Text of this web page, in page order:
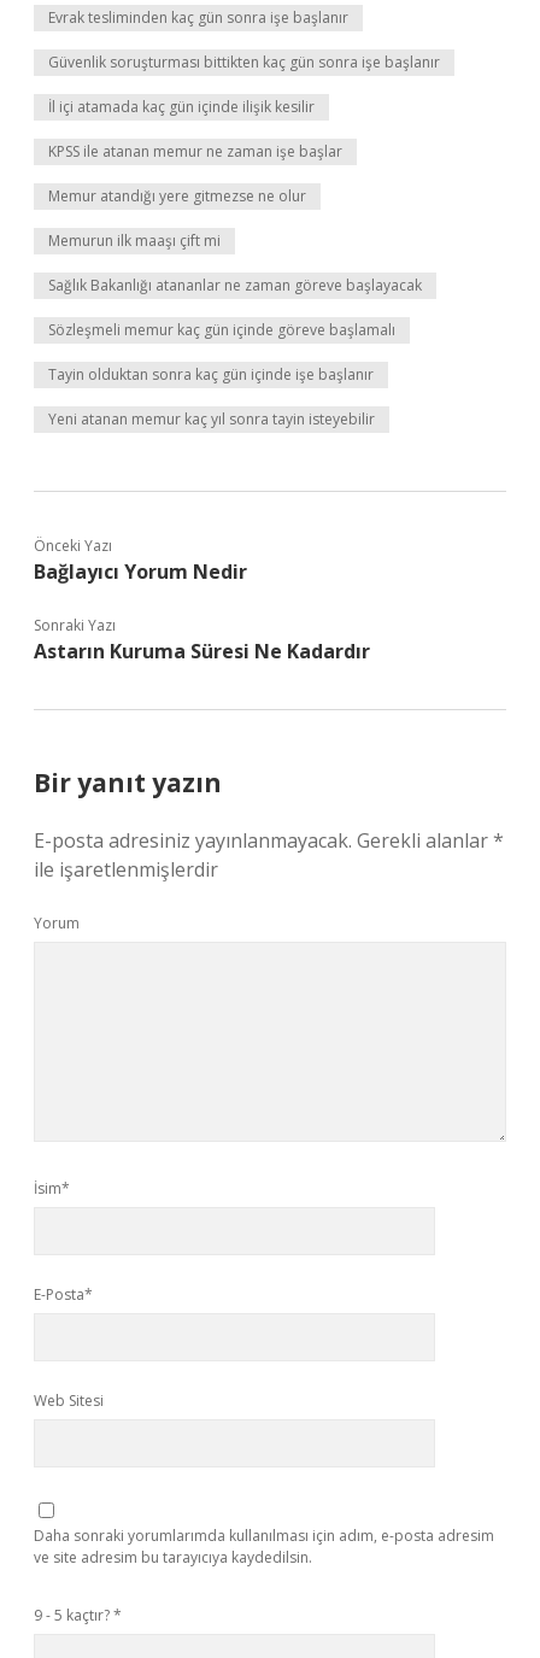
Evrak tesliminden kaç gün sonra işe başlanır
Güvenlik soruşturması bittikten kaç gün sonra işe başlanır
İl içi atamada kaç gün içinde ilişik kesilir
KPSS ile atanan memur ne zaman işe başlar
Memur atandığı yere gitmezse ne olur
Memurun ilk maaşı çift mi
Sağlık Bakanlığı atananlar ne zaman göreve başlayacak
Sözleşmeli memur kaç gün içinde göreve başlamalı
Tayin olduktan sonra kaç gün içinde işe başlanır
Yeni atanan memur kaç yıl sonra tayin isteyebilir
Önceki Yazı
Bağlayıcı Yorum Nedir
Sonraki Yazı
Astarın Kuruma Süresi Ne Kadardır
Bir yanıt yazın
E-posta adresiniz yayınlanmayacak. Gerekli alanlar*
ile işaretlenmişlerdir
Yorum
İsim*
E-Posta*
Web Sitesi
Daha sonraki yorumlarımda kullanılması için adım, e-posta adresim
ve site adresim bu tarayıcıya kaydedilsin.
9 - 5 kaçtır?*